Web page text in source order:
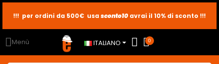
sconto2
sconto5
!!! per ordini da 500€ usa sconto10 avrai il 10% di sconto !!!
Menù ITALIANO 0